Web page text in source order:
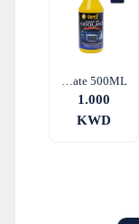
Radiator Coolant Concentrate 500ML
1.000
KWD